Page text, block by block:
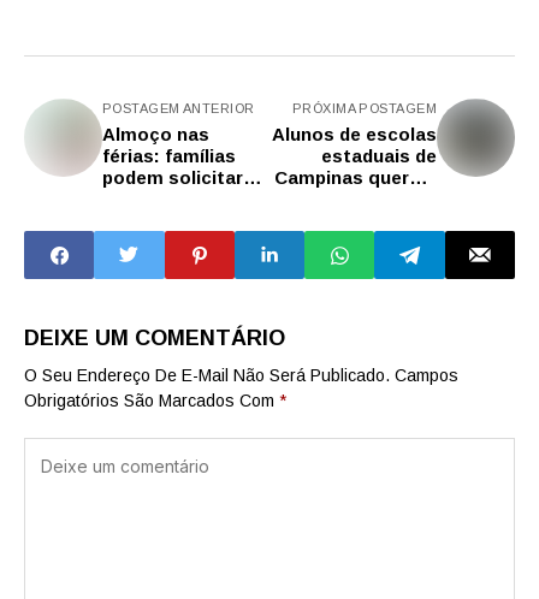
POSTAGEM ANTERIOR
Almoço nas
férias: famílias
podem solicitar
rede estadual até
esta sexta-feira
(27)
PRÓXIMA POSTAGEM
Alunos de escolas
estaduais de
Campinas querem
reduzir descarte
incorreto de lixo
DEIXE UM COMENTÁRIO
O Seu Endereço De E-Mail Não Será Publicado. Campos
Obrigatórios São Marcados Com *